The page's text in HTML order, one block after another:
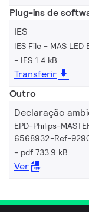
Plug-ins de
IES
IES File - MAS
IES 1.4 kB
Transferir
Outro
Declaração
EPD-Philips-
6568932-Ref-
pdf 733.9 kB
Ver